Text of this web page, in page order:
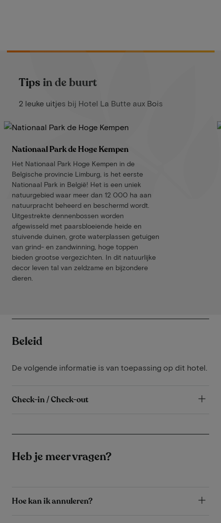
Tips in de buurt
2 leuke uitjes bij Hotel La Butte aux Bois
Nationaal Park de Hoge Kempen
Het Nationaal Park Hoge Kempen in de
Belgische provincie Limburg, is het eerste
Nationaal Park in België! Het is een uniek
natuurgebied waar meer dan 12 000 ha aan
natuurpracht beheerd en beschermd wordt.
Uitgestrekte dennenbossen worden
afgewisseld met paarsbloeiende heide en
stuivende duinen, grote waterplassen getuigen
van grind- en zandwinning, hoge toppen
bieden grootse vergezichten. In dit natuurlijke
decor leven tal van zeldzame en bijzondere
dieren.
Beleid
De volgende informatie is van toepassing op dit hotel.
Check-in / Check-out
Heb je meer vragen?
Hoe kan ik annuleren?